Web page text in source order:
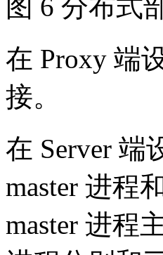
图 6 分布式
在 Proxy 端
接。
在 Server 端
master 进程
master 进程